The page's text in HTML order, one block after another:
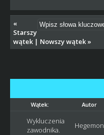
«
Starszy
wątek| Nowszy wątek»
Wątek: Autor
Wykluczenia
zawodnika.
Hegemon